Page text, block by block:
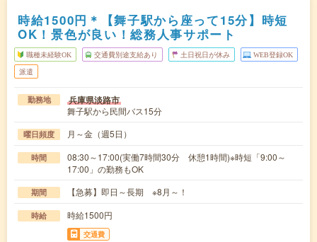
時給1500円＊【舞子駅から座って15分】時短
OK！景色が良い！総務人事サポート
職種未経験OK 交通費別途支給あり 土日祝日が休み WEB登録OK
派遣
勤務地 兵庫県淡路市
舞子駅から民間バス15分
曜日頻度 月～金（週5日）
時間
08:30～17:00(実働7時間30分 休憩1時間)※時短「9:00～
17:00」の勤務もOK
期間 【急募】即日～長期 ※8月～！
時給 時給1500円
交通費